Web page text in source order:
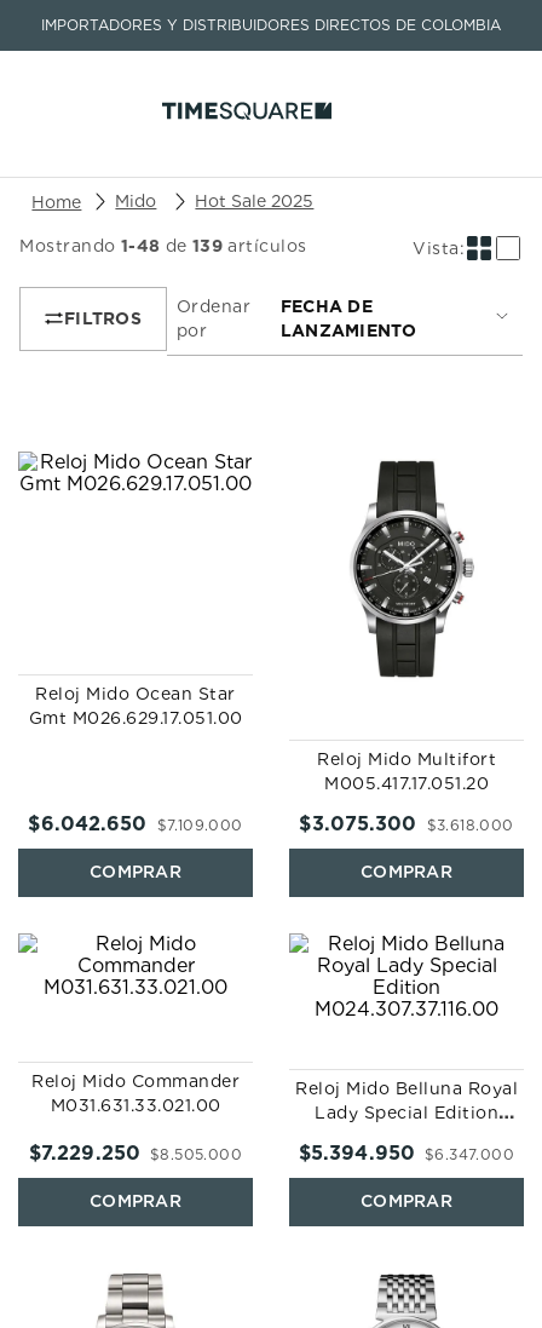
IMPORTADORES Y DISTRIBUIDORES DIRECTOS DE COLOMBIA
Buscar un producto o artículo
Mido Hot Sale 2025
Mostrando 1-48 de 139artículos
Ordenar
por
FECHA DE
LANZAMIENTO
Reloj Mido Ocean Star
Gmt M026.629.17.051.00
$7.109.000
$6.042.650
Reloj Mido Multifort
M005.417.17.051.20
$3.618.000
$3.075.300
Reloj Mido Commander
M031.631.33.021.00
$8 .505.000
$7.229.250
Reloj Mido Belluna Royal
Lady Special Edition
$6 .347.000
$5.394.950
TÉRMINOS MÁS BUSCADOS
1.
seastar
2.
aviation
longines
prc
hamilton
mido